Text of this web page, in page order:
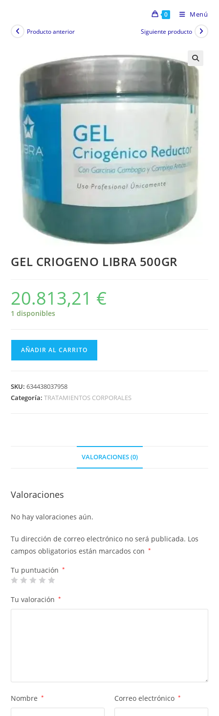
0 Menú
Producto anterior Siguiente producto
GEL CRIOGENO LIBRA 500GR
20.813,21 €
1 disponibles
AÑADIR AL CARRITO
SKU:634438037958
Categoría:TRATAMIENTOS CORPORALES
VALORACIONES (0)
Valoraciones
No hay valoraciones aún.
Tu dirección de correo electrónico no será publicada. Los
campos obligatorios están marcados con
*
Tu puntuación *
Tu valoración *
Nombre * Correo electrónico *